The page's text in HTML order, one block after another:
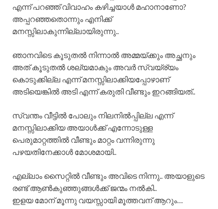
എന്ന് പറഞ്ഞ് വിവാഹം കഴിച്ചയാൾ മഹാനാണോ?
അപ്പറഞ്ഞതൊന്നും എനിക്ക്
മനസ്സിലാകുന്നില്ലായിരുന്നു..
ഞാനവിടെ കൂടുതൽ നിന്നാൽ അമ്മയ്ക്കും അച്ഛനും
അത് കൂടുതൽ ശല്യമാകും അവർ സ്വയ്ര്യം
കൊടുക്കില്ല എന്ന് മനസ്സിലാക്കിയപ്പോഴാണ്
അടിയെങ്കിൽ അടി എന്ന് കരുതി വീണ്ടും ഇറങ്ങിയത്..
സ്വന്തം വീട്ടിൽ പോലും നിലനിൽപ്പില്ല എന്ന്
മനസ്സിലാക്കിയ അയാൾക്ക് എന്നോടുള്ള
പെരുമാറ്റത്തിൽ വീണ്ടും മാറ്റം വന്നിരുന്നു
പഴയതിനേക്കാൾ മോശമായി..
എല്ലാം സൈറ്റിൽ വീണ്ടും അവിടെ നിന്നു.. അയാളുടെ
രണ്ട് ആൺകുഞ്ഞുങ്ങൾക്ക് ജന്മം നൽകി..
ഇളയ മോന് മൂന്നു വയസ്സായി മൂത്തവന് ആറും…